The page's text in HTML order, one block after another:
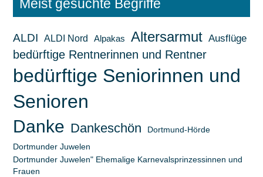
Meist gesuchte Begriffe
ALDI ALDI Nord Alpakas Altersarmut Ausflüge
bedürftige Rentnerinnen und Rentner
bedürftige Seniorinnen und
Senioren
Danke Dankeschön
Dortmund-Hörde
Dortmunder Juwelen
Dortmunder Juwelen" Ehemalige Karnevalsprinzessinnen und
Frauen